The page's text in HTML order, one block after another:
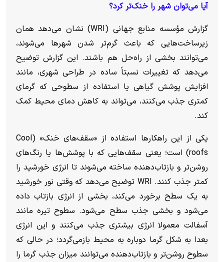
آیا می‌توان شهر را خنک‌تر کرد؟
گزارش مؤسسه منابع جهانی (WRI) نشان می‌دهد همان
زیرساخت‌هایی که باعث گرم‌تر شدن شهر‌ها می‌شوند،
می‌توانند بخشی از راه‌حل هم باشند. این گزارش توضیح
می‌دهد که تغییرات نسبتاً ساده در طراحی شهری، مانند
افزایش پوشش گیاهی یا استفاده از سطوحی که گرمای
کمتری جذب می‌کنند، می‌تواند به کاهش دمای محیط کمک
کند.
یکی از این راهکار‌ها استفاده از «سقف‌های خنک» (Cool
roofs) است؛ یعنی سقف‌هایی که با پوشش‌ها یا رنگ‌های
روشن‌تر و بازتاب‌دهنده ساخته می‌شوند تا انرژی خورشید را
کمتر جذب کنند. WRI توضیح می‌دهد که وقتی نور خورشید
به یک سطح برخورد می‌کند، بخشی از انرژی بازتاب داده
می‌شود و بخشی جذب سطح می‌شود. سطوح تیره مانند
آسفالت معمولا انرژی بیشتری جذب می‌کنند و این انرژی
بعدا به شکل گرما دوباره به محیط بازمی‌گردد؛ در حالی که
سطوح روشن‌تر و بازتاب‌دهنده می‌توانند میزان جذب گرما را